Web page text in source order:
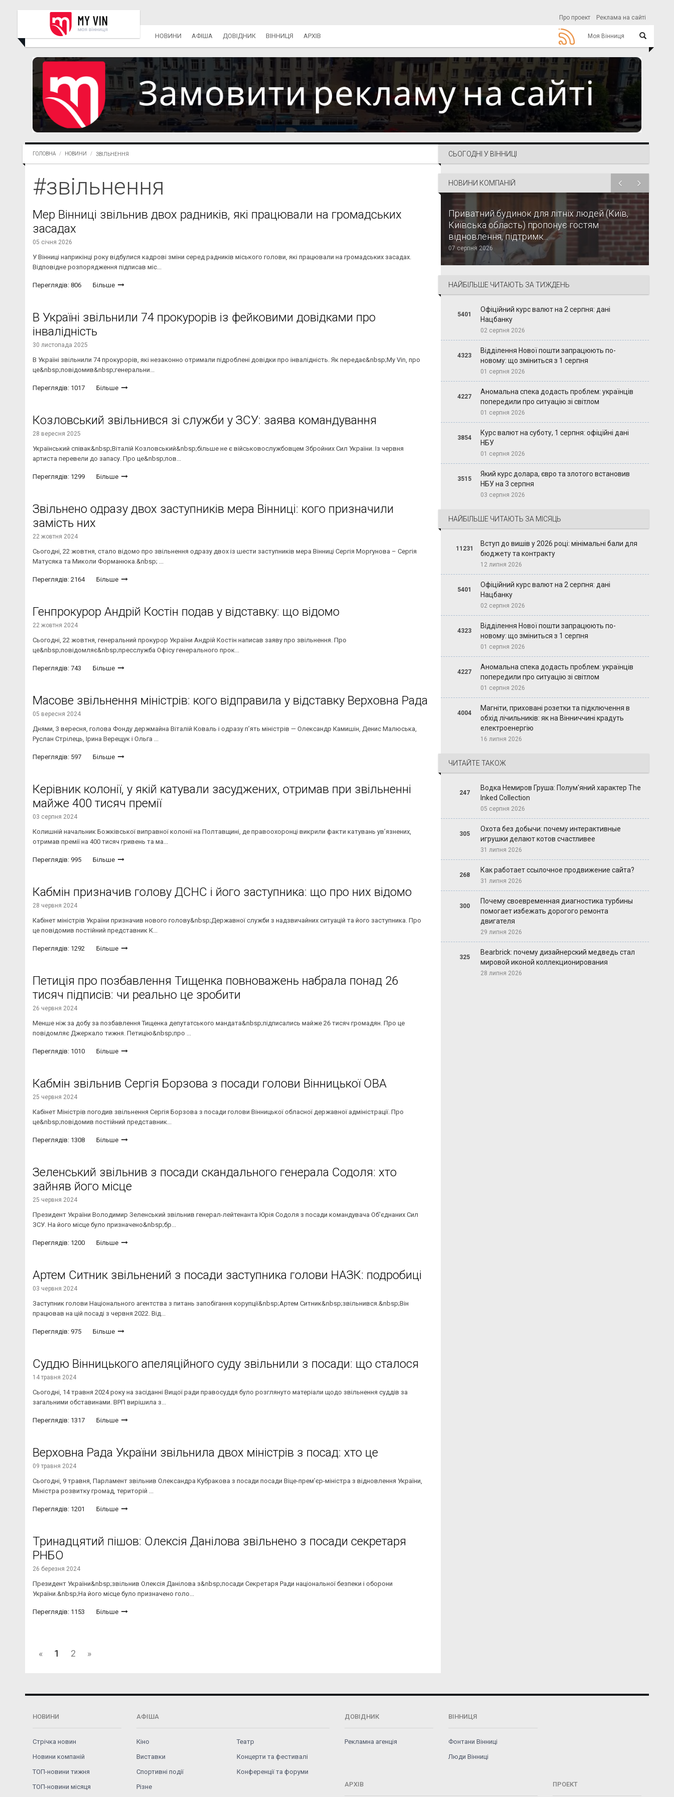
Про проект Реклама на сайті
Моя Вінниця
НОВИНИ АФІША ДОВІДНИК ВІННИЦЯ АРХІВ
ГОЛОВНА НОВИНИ ЗВІЛЬНЕННЯ
#звільнення
Мер Вінниці звільнив двох радників, які працювали на громадських
засадах
05 січня 2026
У Вінниці наприкінці року відбулися кадрові зміни серед радників міського голови, які працювали на громадських засадах.
Відповідне розпорядження підписав міс...
Переглядів: 806 Більше
В Україні звільнили 74 прокурорів із фейковими довідками про
інвалідність
30 листопада 2025
В Україні звільнили 74 прокурорів, які незаконно отримали підроблені довідки про інвалідність. Як передає&nbsp;My Vin, про
це&nbsp;повідомив&nbsp;генеральни...
Переглядів: 1017 Більше
Козловський звільнився зі служби у ЗСУ: заява командування
28 вересня 2025
Український співак&nbsp;Віталій Козловський&nbsp;більше не є військовослужбовцем Збройних Сил України. Із червня
артиста перевели до запасу. Про це&nbsp;пов...
Переглядів: 1299 Більше
Звільнено одразу двох заступників мера Вінниці: кого призначили
замість них
22 жовтня 2024
Сьогодні, 22 жовтня, стало відомо про звільнення одразу двох із шести заступників мера Вінниці Сергія Моргунова – Сергія
Матусяка та Миколи Форманюка.&nbsp; ...
Переглядів: 2164 Більше
Генпрокурор Андрій Костін подав у відставку: що відомо
22 жовтня 2024
Сьогодні, 22 жовтня, генеральний прокурор України Андрій Костін написав заяву про звільнення. Про
це&nbsp;повідомляє&nbsp;пресслужба Офісу генерального прок...
Переглядів: 743 Більше
Масове звільнення міністрів: кого відправила у відставку Верховна Рада
05 вересня 2024
Днями, 3 вересня, голова Фонду держмайна Віталій Коваль і одразу пʼять міністрів — Олександр Камишін, Денис Малюська,
Руслан Стрілець, Ірина Верещук і Ольга ...
Переглядів: 597 Більше
Керівник колонії, у якій катували засуджених, отримав при звільненні
майже 400 тисяч премії
03 серпня 2024
Колишній начальник Божківської виправної колонії на Полтавщині, де правоохоронці викрили факти катувань ув’язнених,
отримав премії на 400 тисяч гривень та ма...
Переглядів: 995 Більше
Кабмін призначив голову ДСНС і його заступника: що про них відомо
28 червня 2024
Кабінет міністрів України призначив нового голову&nbsp;Державної служби з надзвичайних ситуацій та його заступника. Про
це повідомив постійний представник К...
Переглядів: 1292 Більше
Петиція про позбавлення Тищенка повноважень набрала понад 26
тисяч підписів: чи реально це зробити
26 червня 2024
Менше ніж за добу за позбавлення Тищенка депутатського мандата&nbsp;підписались майже 26 тисяч громадян. Про це
повідомляє Джеркало тижня. Петицію&nbsp;про ...
Переглядів: 1010 Більше
Кабмін звільнив Сергія Борзова з посади голови Вінницької ОВА
25 червня 2024
Кабінет Міністрів погодив звільнення Сергія Борзова з посади голови Вінницької обласної державної адміністрації. Про
це&nbsp;повідомив постійний представник...
Переглядів: 1308 Більше
Зеленський звільнив з посади скандального генерала Содоля: хто
зайняв його місце
25 червня 2024
Президент України Володимир Зеленський звільнив генерал-лейтенанта Юрія Содоля з посади командувача Об'єднаних Сил
ЗСУ. На його місце було призначено&nbsp;бр...
Переглядів: 1200 Більше
Артем Ситник звільнений з посади заступника голови НАЗК: подробиці
03 червня 2024
Заступник голови Національного агентства з питань запобігання корупції&nbsp;Артем Ситник&nbsp;звільнився.&nbsp;Він
працював на цій посаді з червня 2022. Від...
Переглядів: 975 Більше
Суддю Вінницького апеляційного суду звільнили з посади: що сталося
14 травня 2024
Сьогодні, 14 травня 2024 року на засіданні Вищої ради правосуддя було розглянуто матеріали щодо звільнення суддів за
загальними обставинами. ВРП вирішила з...
Переглядів: 1317 Більше
Верховна Рада України звільнила двох міністрів з посад: хто це
09 травня 2024
Сьогодні, 9 травня, Парламент звільнив Олександра Кубракова з посади посади Віце-прем’єр-міністра з відновлення України,
Міністра розвитку громад, територій ...
Переглядів: 1201 Більше
Тринадцятий пішов: Олексія Данілова звільнено з посади секретаря
РНБО
26 березня 2024
Президент України&nbsp;звільнив Олексія Данілова з&nbsp;посади Секретаря Ради національної безпеки і оборони
України.&nbsp;На його місце було призначено голо...
Переглядів: 1153 Більше
« 1 2 »
СЬОГОДНІ У ВІННИЦІ
НОВИНИ КОМПАНІЙ
Приватний будинок для літніх людей (Київ,
Київська область) пропонує гостям
відновлення, підтримк...
07 серпня 2026
НАЙБІЛЬШЕ ЧИТАЮТЬ ЗА ТИЖДЕНЬ
5401
Офіційний курс валют на 2 серпня: дані
Нацбанку
02 серпня 2026
4323
Відділення Нової пошти запрацюють по-
новому: що зміниться з 1 серпня
01 серпня 2026
4227
Аномальна спека додасть проблем: українців
попередили про ситуацію зі світлом
01 серпня 2026
3854
Курс валют на суботу, 1 серпня: офіційні дані
НБУ
01 серпня 2026
3515
Який курс долара, євро та злотого встановив
НБУ на 3 серпня
03 серпня 2026
НАЙБІЛЬШЕ ЧИТАЮТЬ ЗА МІСЯЦЬ
11231
Вступ до вишів у 2026 році: мінімальні бали для
бюджету та контракту
12 липня 2026
5401
Офіційний курс валют на 2 серпня: дані
Нацбанку
02 серпня 2026
4323
Відділення Нової пошти запрацюють по-
новому: що зміниться з 1 серпня
01 серпня 2026
4227
Аномальна спека додасть проблем: українців
попередили про ситуацію зі світлом
01 серпня 2026
4004
Магніти, приховані розетки та підключення в
обхід лічильників: як на Вінниччині крадуть
електроенергію
16 липня 2026
ЧИТАЙТЕ ТАКОЖ
247
Водка Немиров Груша: Полум'яний характер The
Inked Collection
05 серпня 2026
305
Охота без добычи: почему интерактивные
игрушки делают котов счастливее
31 липня 2026
268
Как работает ссылочное продвижение сайта?
31 липня 2026
300
Почему своевременная диагностика турбины
помогает избежать дорогого ремонта
двигателя
29 липня 2026
325
Bearbrick: почему дизайнерский медведь стал
мировой иконой коллекционирования
28 липня 2026
НОВИНИ
Стрічка новин
Новини компаній
ТОП-новини тижня
ТОП-новини місяця
АФІША
Кіно
Театр
Виставки
Концерти та фестивалі
Спортивні події
Конференції та форуми
Різне
ДОВІДНИК
Рекламна агенція
ВІННИЦЯ
Фонтани Вінниці
Люди Вінниці
АРХІВ ПРОЕКТ